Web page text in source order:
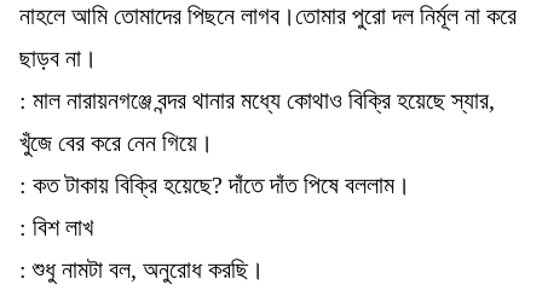
নাহলে আমি তোমাদের পিছনে লাগব।তোমার পুরো দল নির্মূল না করে
ছাড়ব না।
: মাল নারায়নগঞ্জে বন্দর থানার মধ্যে কোথাও বিক্রি হয়েছে স্যার,
খুঁজে বের করে নেন গিয়ে।
: কত টাকায় বিক্রি হয়েছে? দাঁতে দাঁত পিষে বললাম।
: বিশ লাখ
: শুধু নামটা বল, অনুরোধ করছি।